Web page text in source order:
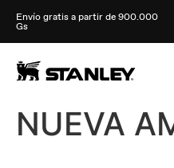
Envío gratis a partir de 900.000
Gs
NUEVA